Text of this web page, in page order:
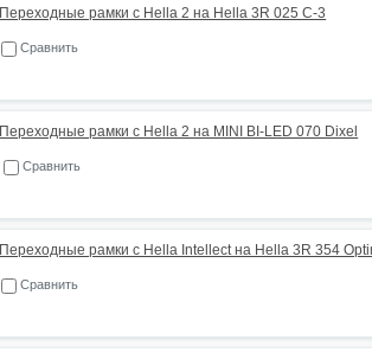
Переходные рамки с Hella 2 на Hella 3R 025 C-3
Сравнить
Переходные рамки с Hella 2 на MINI BI-LED 070 Dixel
Сравнить
Переходные рамки с Hella Intellect на Hella 3R 354
Сравнить